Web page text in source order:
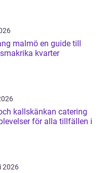
en guide till
kvarter
kallskänkan catering
för alla tillfällen i
2026